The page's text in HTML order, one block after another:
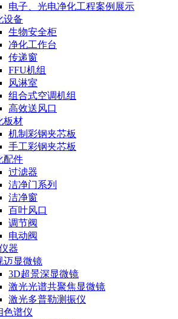
电子、光电净化工程案例展示
设备
生物安全柜
净化工作台
传递窗
FFU机组
风淋室
组合式空调机组
高效送风口
板材
机制彩钢夹芯板
手工彩钢夹芯板
配件
过滤器
洁净门系列
洁净窗
百叶风口
调节阀
电动阀
器
迈显微镜
3D超景深显微镜
激光光谱共聚焦显微镜
激光多普勒测振仪
色谱仪